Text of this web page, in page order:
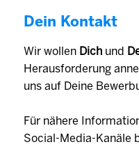
Dein Kontakt
Wir wollen Dich und
Herausforderung
uns auf Deine
Für nähere
Social-Media-Kanäle